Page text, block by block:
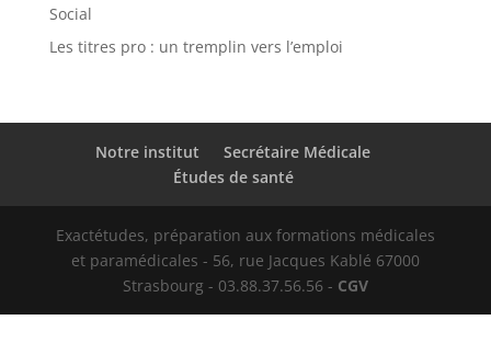
Social
Les titres pro : un tremplin vers l’emploi
Notre institut
Secrétaire Médicale
Études de santé
Exactétudes, préparation aux formations médicales
et paramédicales - 56, rue Jacques Kablé 67000
Strasbourg - 03.88.37.56.56 - CGV